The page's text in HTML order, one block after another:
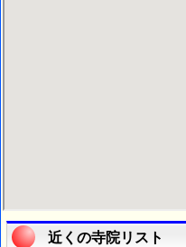
近くの寺院リスト